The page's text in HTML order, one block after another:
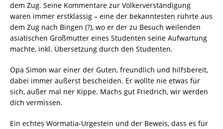
dem Zug. Seine Kommentare zur Völkerverständigung
waren immer erstklassig – eine der bekanntesten rührte aus
dem Zug nach Bingen (?), wo er der zu Besuch weilenden
asiatischen Großmutter eines Studenten seine Aufwartung
machte, inkl. Übersetzung durch den Studenten.
Opa Simon war einer der Guten, freundlich und hilfsbereit,
dabei immer äußerst bescheiden. Er wollte nie etwas für
sich, außer mal ner Kippe. Machs gut Friedrich, wir werden
dich vermissen.
Ein echtes Wormatia-Urgestein und der Beweis, dass es für